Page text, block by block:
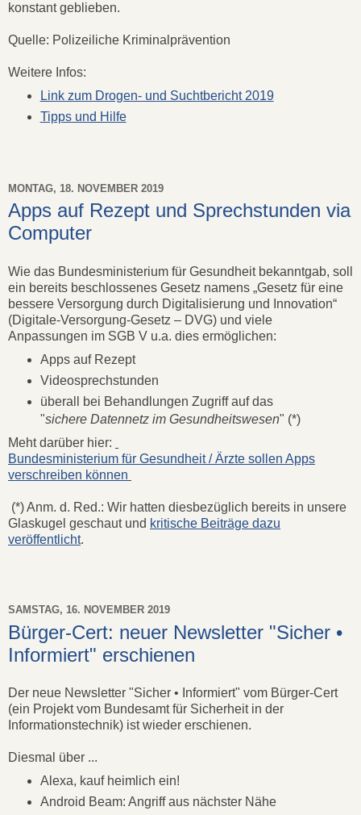
konstant geblieben.
Quelle: Polizeiliche Kriminalprävention
Weitere Infos:
Link zum Drogen- und Suchtbericht 2019
Tipps und Hilfe
MONTAG, 18. NOVEMBER 2019
Apps auf Rezept und Sprechstunden via
Computer
Wie das Bundesministerium für Gesundheit bekanntgab, soll
ein bereits beschlossenes Gesetz namens „Gesetz für eine
bessere Versorgung durch Digitalisierung und Innovation“
(Digitale-Versorgung-Gesetz – DVG) und viele
Anpassungen im SGB V u.a. dies ermöglichen:
Apps auf Rezept
Videosprechstunden
überall bei Behandlungen Zugriff auf das
"sichere Datennetz im Gesundheitswesen" (*)
Meht darüber hier:
Bundesministerium für Gesundheit / Ärzte sollen Apps
verschreiben können
(*) Anm. d. Red.: Wir hatten diesbezüglich bereits in unsere
Glaskugel geschaut und kritische Beiträge dazu
veröffentlicht.
SAMSTAG, 16. NOVEMBER 2019
Bürger-Cert: neuer Newsletter "Sicher •
Informiert" erschienen
Der neue Newsletter "Sicher • Informiert" vom Bürger-Cert
(ein Projekt vom Bundesamt für Sicherheit in der
Informationstechnik) ist wieder erschienen.
Diesmal über ...
Alexa, kauf heimlich ein!
Android Beam: Angriff aus nächster Nähe